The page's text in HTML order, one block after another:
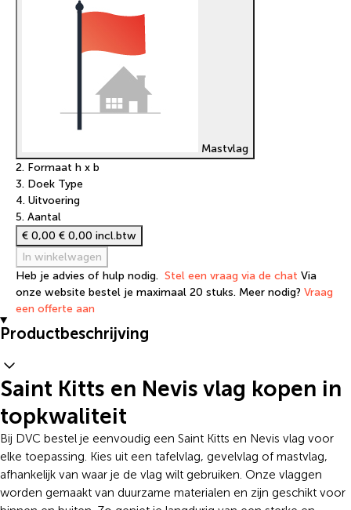
Mastvlag
2. Formaat h x b
3. Doek Type
4. Uitvoering
5. Aantal
€ 0,00 € 0,00 incl.btw
In winkelwagen
Heb je advies of hulp nodig. Stel een vraag via de chat Via
onze website bestel je maximaal 20 stuks. Meer nodig? Vraag
een offerte aan
Productbeschrijving
Saint Kitts en Nevis vlag kopen in
topkwaliteit
Bij DVC bestel je eenvoudig een Saint Kitts en Nevis vlag voor
elke toepassing. Kies uit een tafelvlag, gevelvlag of mastvlag,
afhankelijk van waar je de vlag wilt gebruiken. Onze vlaggen
worden gemaakt van duurzame materialen en zijn geschikt voor